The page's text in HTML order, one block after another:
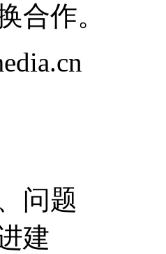
合作。
问题
建